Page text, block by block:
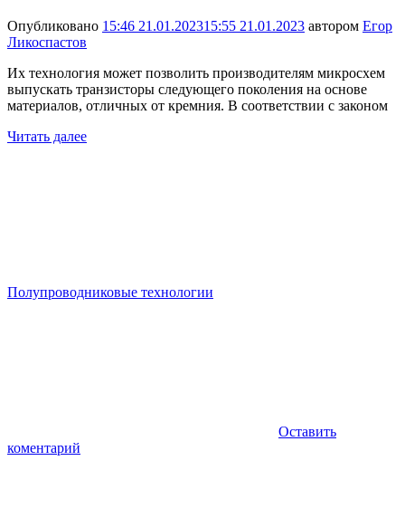
Опубликовано 15:46 21.01.202315:55 21.01.2023 автором Егор
Ликоспастов
Их технология может позволить производителям микросхем
выпускать транзисторы следующего поколения на основе
материалов, отличных от кремния. В соответствии с законом
Читать далее
Полупроводниковые технологии
Оставить
коментарий